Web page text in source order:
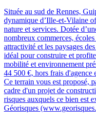
Située au sud de Rennes,
dynamique d’Ille-et-Vilaine
nature et services. Dotée
nombreux commerces,
attractivité et les paysages
idéal pour construire et
mobilité et environnement
44 500 €, hors frais d'agence
Ce terrain vous est proposé,
cadre d'un projet de
risques auxquels ce bien est
Géorisques